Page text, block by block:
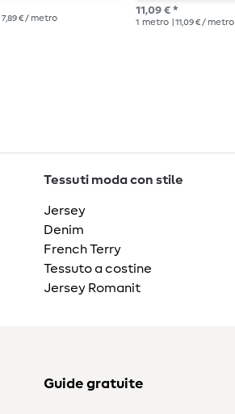
| 7,89 € / metro
11,09 € *
1 metro | 11,09 € / metro
Tessuti moda con stile
Jersey
Denim
French Terry
Tessuto a costine
Jersey Romanit
Guide gratuite